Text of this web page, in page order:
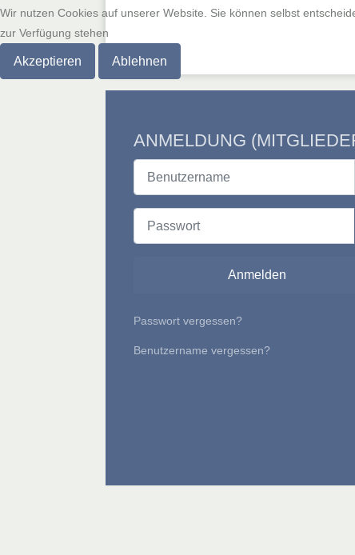
ANMELDUNG
Anmelden
Passwort vergessen?
Benutzername vergessen?
Wir nutzen Cookies auf unserer Website. Sie können selbst
zur Verfügung stehen
Akzeptieren Ablehnen